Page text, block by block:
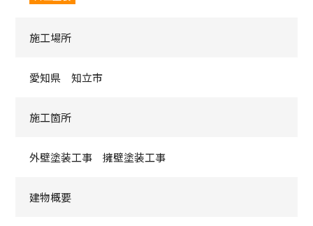
施工場所
愛知県 知立市
施工箇所
外壁塗装工事 擁壁塗装工事
建物概要